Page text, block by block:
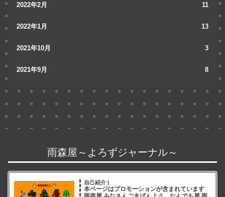
2022年2月 11
2022年1月 13
2021年10月 3
2021年9月 8
雨森屋～よろずジャーナル～
自己紹介 |
本ページはプロモーションが含まれています